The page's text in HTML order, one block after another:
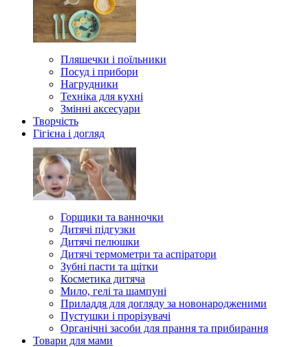
Пляшечки і поїльники
Посуд і прибори
Нагрудники
Техніка для кухні
Змінні аксесуари
Творчість
Гігієна і догляд
Горщики та ванночки
Дитячі підгузки
Дитячі пелюшки
Дитячі термометри та аспіратори
Зубні пасти та щітки
Косметика дитяча
Мило, гелі та шампуні
Приладдя для догляду за новонародженими
Пустушки і прорізувачі
Органічні засоби для прання та прибирання
Товари для мами